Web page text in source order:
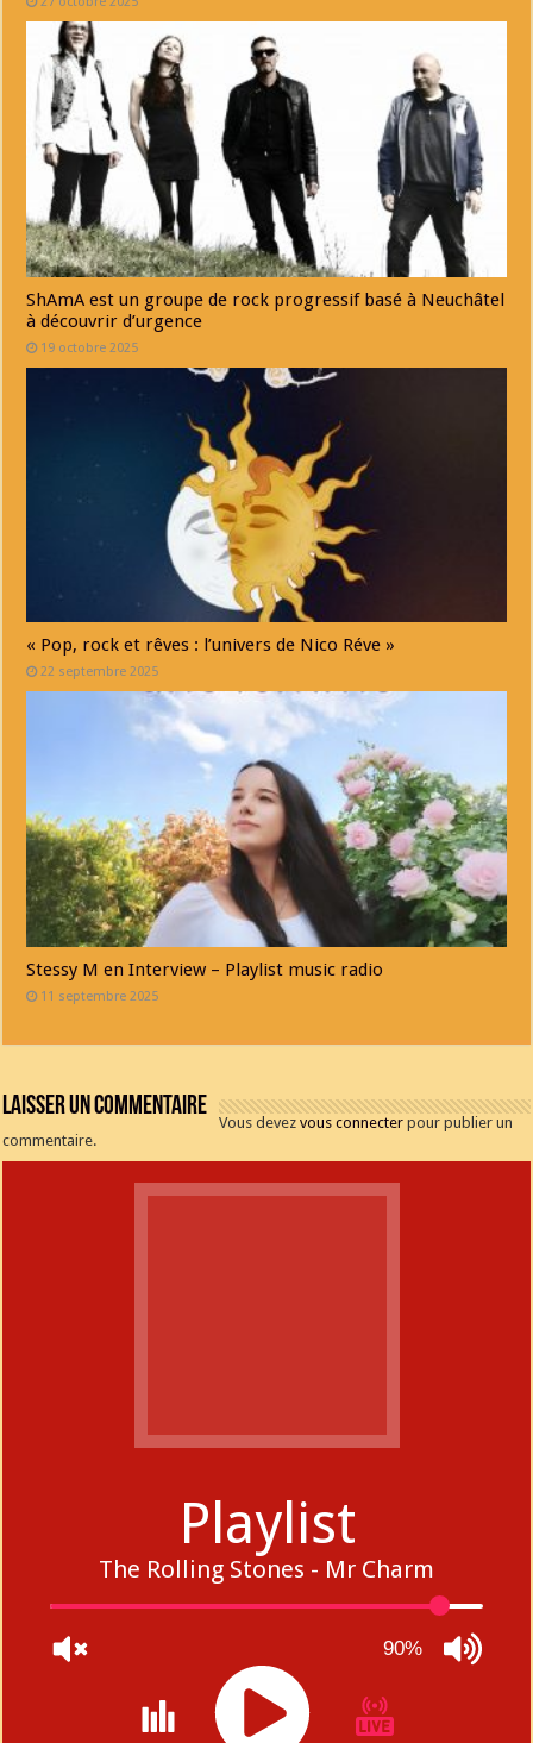
ShAmA est un groupe de rock progressif basé à Neuchâtel
à découvrir d’urgence
19 octobre 2025
« Pop, rock et rêves : l’univers de Nico Réve »
22 septembre 2025
Stessy M en Interview – Playlist music radio
11 septembre 2025
Laisser un commentaire
Vous devezvous connecter pour publier un
commentaire.
Playlist
The Rolling Stones - Mr Charm
90%